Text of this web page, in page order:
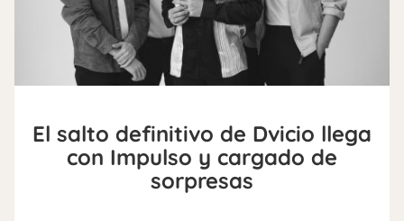
El salto definitivo de Dvicio llega
con Impulso y cargado de
sorpresas